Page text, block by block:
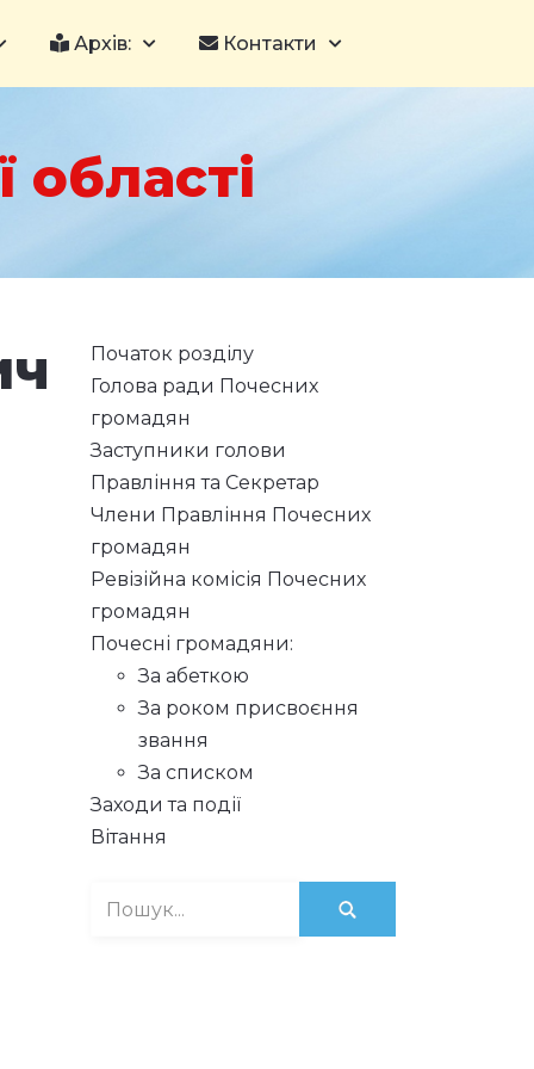
Архів: Контакти
області
Початок розділу
Голова ради Почесних
громадян
Заступники голови
Правління та Секретар
Члени Правління Почесних
громадян
Ревізійна комісія Почесних
громадян
Почесні громадяни:
За абеткою
За роком присвоєння
звання
За списком
Заходи та події
Вітання